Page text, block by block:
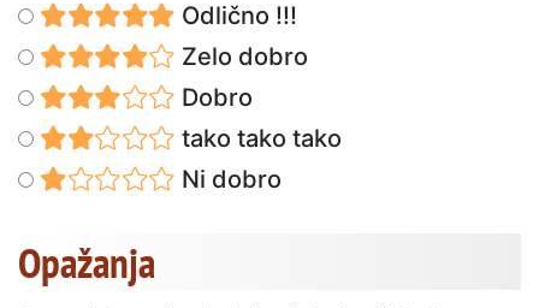
Odlično !!!
Zelo dobro
Dobro
tako tako tako
Ni dobro
Opažanja